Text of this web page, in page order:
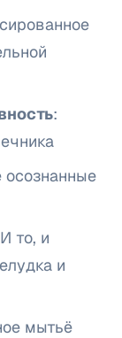
:
осознанные
то, и
и
мытьё